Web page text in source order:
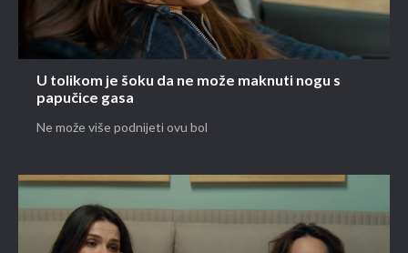
U tolikom je šoku da ne može maknuti nogu s
papučice gasa
Ne može više podnijeti ovu bol